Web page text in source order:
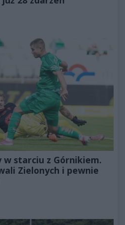
w starciu z Górnikiem.
Zielonych i pewnie